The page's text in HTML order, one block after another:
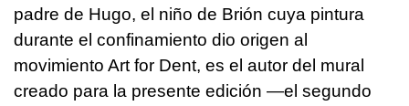
padre de Hugo, el niño de Brión cuya pintura
durante el confinamiento dio origen al
movimiento Art for Dent, es el autor del mural
creado para la presente edición —el segundo